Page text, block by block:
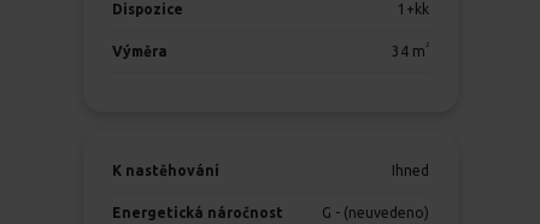
Dispozice 1+kk
Výměra 34m 2
K nastěhování Ihned
Energetická náročnost G - (neuvedeno)